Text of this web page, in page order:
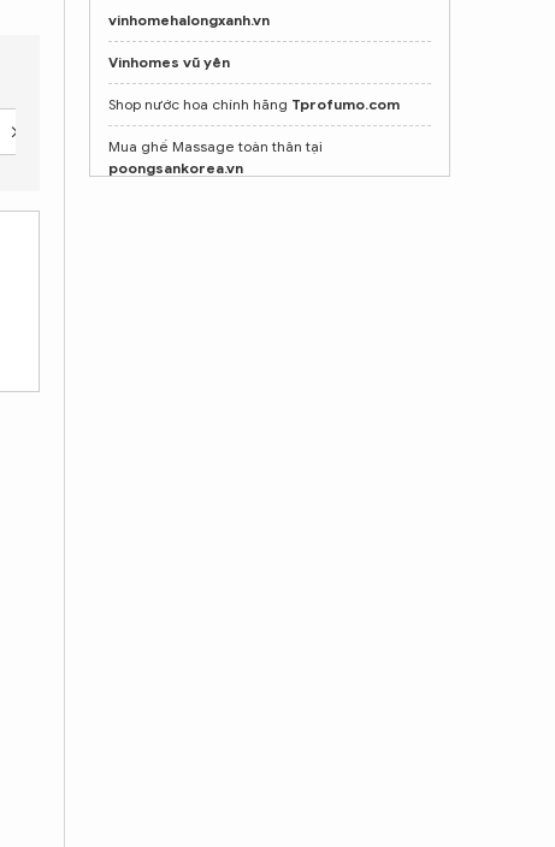
Nam Bộ dự báo nắng nóng gay gắt đến ngày nào?
vinhomehalongxanh.vn
Vinhomes vũ yên
Shop nước hoa chính hãng Tprofumo.com
Mua ghế Massage toàn thân tại
poongsankorea.vn